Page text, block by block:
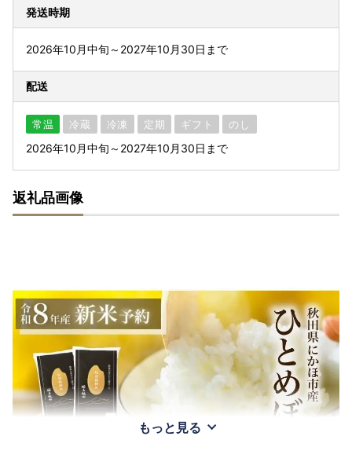
発送時期
2026年10月中旬～2027年10月30日まで
配送
常温 冷蔵 冷凍 定期 ギフト のし
2026年10月中旬～2027年10月30日まで
返礼品画像
もっと見る